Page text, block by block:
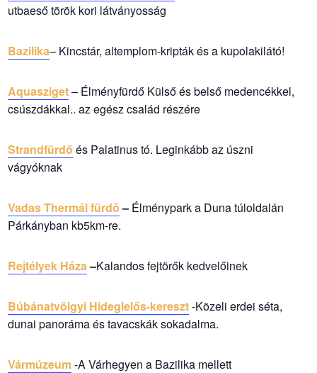
utbaeső török kori látványosság
Bazilika– Kincstár, altemplom-kripták és a kupolakilátó!
Aquasziget– Élményfürdő Külső és belső medencékkel,
csúszdákkal.. az egész család részére
Strandfürdő és Palatinus tó. Leginkább az úszni
vágyóknak
Vadas Thermál fürdő– Élménypark a Duna túloldalán
Párkányban kb5km-re.
Rejtélyek Háza–Kalandos fejtörők kedvelőinek
Búbánatvölgyi Hideglelős-kereszt-Közeli erdei séta,
dunai panoráma és tavacskák sokadalma.
Vármúzeum-A Várhegyen a Bazilika mellett